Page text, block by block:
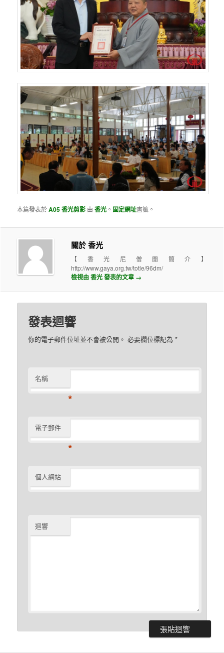
本篇發表於A05 香光剪影 由香光 。 固定網址書籤。
關於 香光
【香光尼僧團簡介】
http://www.gaya.org.tw/totle/96dm/
檢視由 香光 發表的文章 →
發表迴響
你的電子郵件位址並不會被公開。 必要欄位標記為*
名稱
*
電子郵件
*
個人網站
迴響